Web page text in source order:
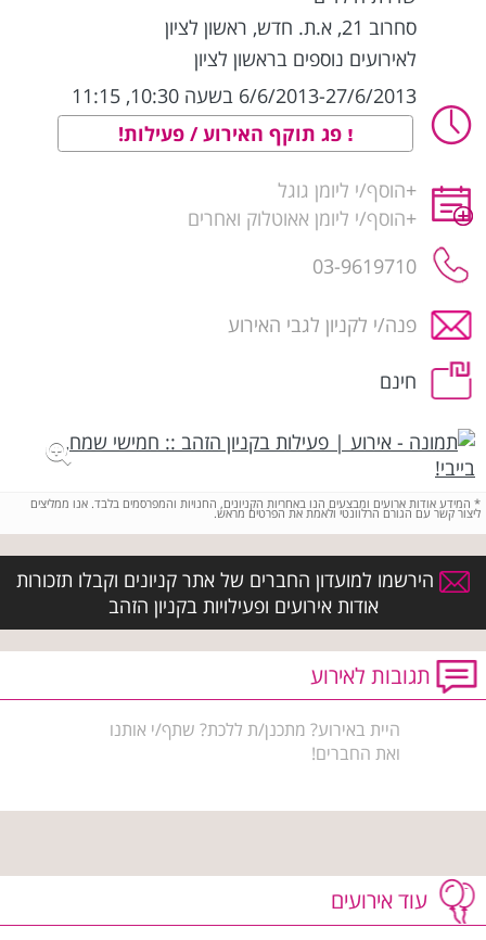
סחרוב 21, א.ת. חדש
, ראשון לציון
לאירועים נוספים בראשון לציון
6/6/2013-27/6/2013 בשעה 10:30, 11:15
פג תוקף האירוע / פעילות!
+הוסף/י ליומן גוגל
+הוסף/י ליומן אאוטלוק ואחרים
03-9619710
פנה/י לקניון לגבי האירוע
חינם
* המידע אודות ארועים ומבצעים הנו באחריות הקניונים, החנויות והמפרסמים בלבד. אנו ממליצים
ליצור קשר עם הגורם הרלוונטי ולאמת את הפרטים מראש.
הירשמו למועדון החברים של אתר קניונים וקבלו תזכורות
אודות אירועים ופעילויות בקניון הזהב
תגובות לאירוע
היית באירוע? מתכנן/ת ללכת? שתף/י אותנו
ואת החברים!
עוד אירועים